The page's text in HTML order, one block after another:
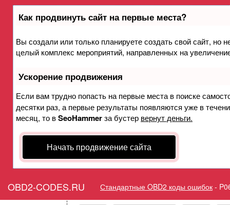
Как продвинуть сайт на первые места?
Вы создали или только планируете создать свой сайт, но
целый комплекс мероприятий, направленных на
Ускорение продвижения
Если вам трудно попасть на первые места в поиске
десятки раз, а первые результаты появляются уже в
месяц, то вSeoHammerза бустер вернут деньги.
Начать продвижение сайта
OBD2-CODES.RU Стандартные OBD2 коды ошибок -
Ошибка P068A Реле
Горит ошибка Check
Energized
Коды ошибок
Acura Alfa Romeo Audi/VW/